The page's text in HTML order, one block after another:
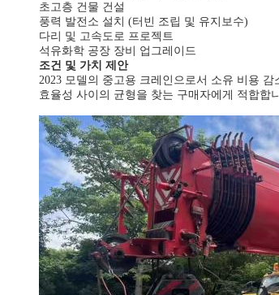
초고층 건물 건설
풍력 발전소 설치 (터빈 조립 및 유지보수)
다리 및 고속도로 프로젝트
석유화학 공장 장비 업그레이드
조건 및 가치 제안
2023 모델의 중고용 크레인으로서 소유 비용
효율성 사이의 균형을 찾는 구매자에게 적합합